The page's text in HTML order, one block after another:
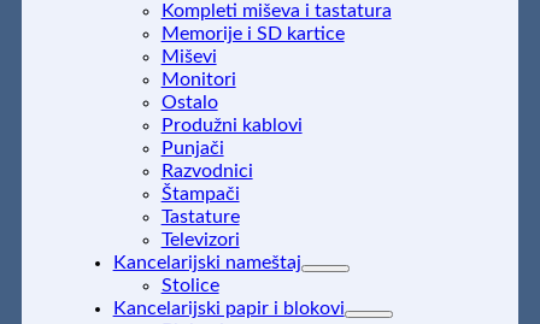
Kompleti miševa i tastatura
Memorije i SD kartice
Miševi
Monitori
Ostalo
Produžni kablovi
Punjači
Razvodnici
Štampači
Tastature
Televizori
Kancelarijski nameštaj
Stolice
Kancelarijski papir i blokovi